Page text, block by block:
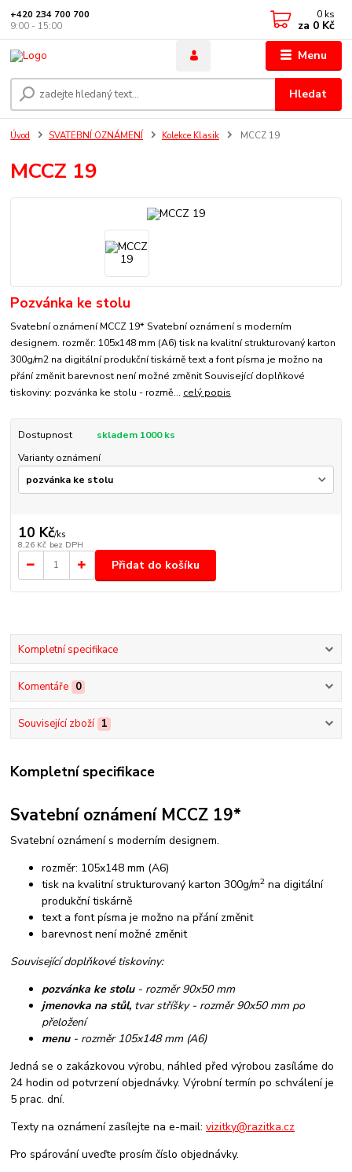
Menu
Hledat
+420 234 700 700
9:00 - 15:00
0 ks
za 0 Kč
Úvod SVATEBNÍ OZNÁMENÍ Kolekce Klasik MCCZ 19
MCCZ 19
Pozvánka ke stolu
Svatební oznámení MCCZ 19* Svatební oznámení s moderním
designem. rozměr: 105x148 mm (A6) tisk na kvalitní strukturovaný karton
300g/m2 na digitální produkční tiskárně text a font písma je možno na
přání změnit barevnost není možné změnit Související doplňkové
tiskoviny: pozvánka ke stolu - rozmě... celý popis
Dostupnost
skladem 1000 ks
Varianty oznámení
10 Kč/ks
8,26 Kč bez DPH
Přidat do košíku
Kompletní specifikace
Komentáře 0
Související zboží 1
Kompletní specifikace
Svatební oznámení MCCZ 19*
Svatební oznámení s moderním designem.
rozměr: 105x148 mm (A6)
tisk na kvalitní strukturovaný karton 300g/m2 na digitální
produkční tiskárně
text a font písma je možno na přání změnit
barevnost není možné změnit
Související doplňkové tiskoviny:
pozvánka ke stolu- rozměr 90x50 mm
jmenovka na stůl, tvar stříšky - rozměr 90x50 mm po
přeložení
menu- rozměr 105x148 mm (A6)
Jedná se o zakázkovou výrobu, náhled před výrobou zasíláme do
24 hodin od potvrzení objednávky. Výrobní termín po schválení je
5 prac. dní.
Texty na oznámení zasílejte na e-mail:vizitky@razitka.cz
Pro spárování uveďte prosím číslo objednávky.